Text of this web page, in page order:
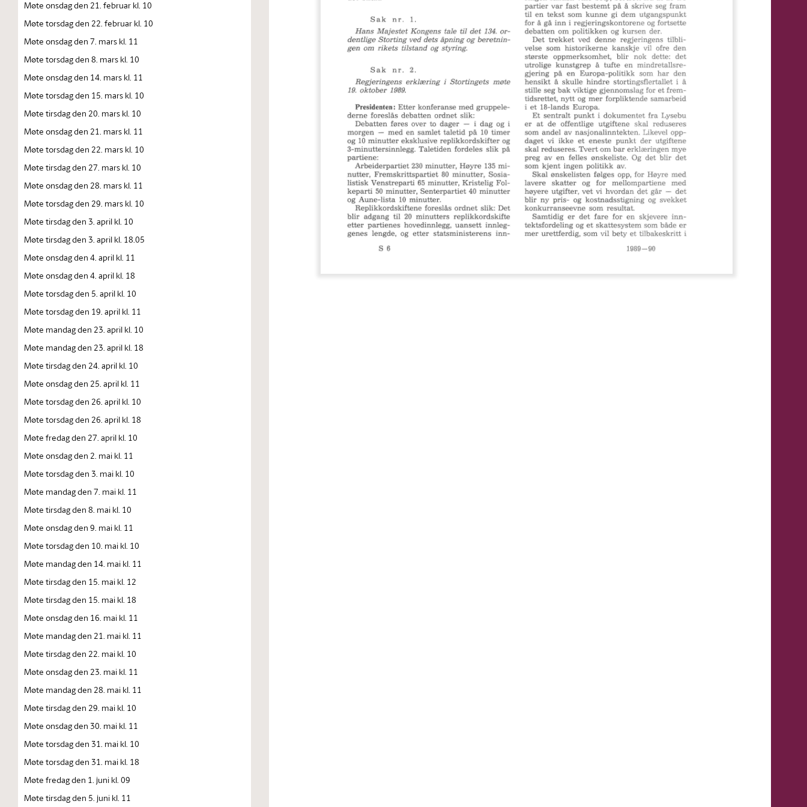
Møte onsdag den 21. februar kl. 10
Møte torsdag den 22. februar kl. 10
Møte onsdag den 7. mars kl. 11
Møte torsdag den 8. mars kl. 10
Møte onsdag den 14. mars kl. 11
Møte torsdag den 15. mars kl. 10
Møte tirsdag den 20. mars kl. 10
Møte onsdag den 21. mars kl. 11
Møte torsdag den 22. mars kl. 10
Møte tirsdag den 27. mars kl. 10
Møte onsdag den 28. mars kl. 11
Møte torsdag den 29. mars kl. 10
Møte tirsdag den 3. april kl. 10
Møte tirsdag den 3. april kl. 18.05
Møte onsdag den 4. april kl. 11
Møte onsdag den 4. april kl. 18
Møte torsdag den 5. april kl. 10
Møte torsdag den 19. april kl. 11
Møte mandag den 23. april kl. 10
Møte mandag den 23. april kl. 18
Møte tirsdag den 24. april kl. 10
Møte onsdag den 25. april kl. 11
Møte torsdag den 26. april kl. 10
Møte torsdag den 26. april kl. 18
Møte fredag den 27. april kl. 10
Møte onsdag den 2. mai kl. 11
Møte torsdag den 3. mai kl. 10
Møte mandag den 7. mai kl. 11
Møte tirsdag den 8. mai kl. 10
Møte onsdag den 9. mai kl. 11
Møte torsdag den 10. mai kl. 10
Møte mandag den 14. mai kl. 11
Møte tirsdag den 15. mai kl. 12
Møte tirsdag den 15. mai kl. 18
Møte onsdag den 16. mai kl. 11
Møte mandag den 21. mai kl. 11
Møte tirsdag den 22. mai kl. 10
Møte onsdag den 23. mai kl. 11
Møte mandag den 28. mai kl. 11
Møte tirsdag den 29. mai kl. 10
Møte onsdag den 30. mai kl. 11
Møte torsdag den 31. mai kl. 10
Møte torsdag den 31. mai kl. 18
Møte fredag den 1. juni kl. 09
Møte tirsdag den 5. juni kl. 11